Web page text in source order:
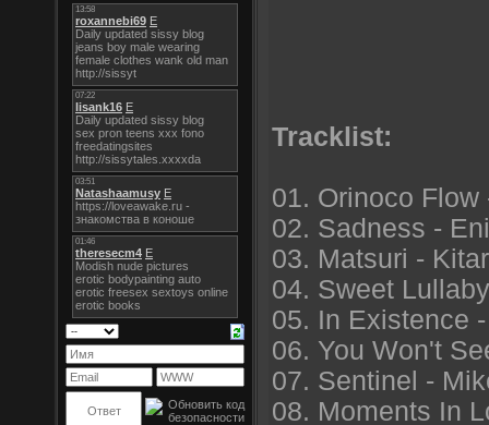
Tracklist:
01. Orinoco Flow
02. Sadness -
03. Matsuri -
04. Sweet
05. In Existence
06. You Won't
07. Sentinel -
08. Moments In